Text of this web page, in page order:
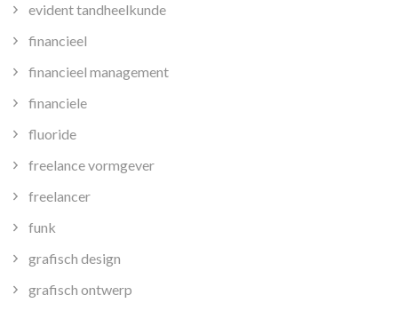
evident tandheelkunde
financieel
financieel management
financiele
fluoride
freelance vormgever
freelancer
funk
grafisch design
grafisch ontwerp